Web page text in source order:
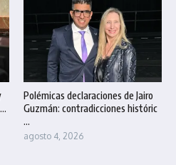
Polémicas declaraciones de Jairo
Guzmán: contradicciones históric
...
agosto 4, 2026